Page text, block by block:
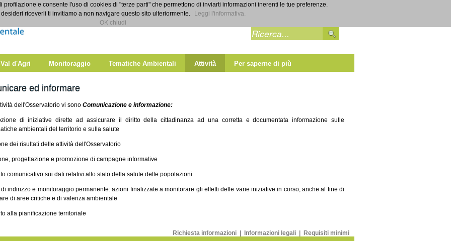
d'Agri Monitoraggio Tematiche Ambientali Attività Per saperne di più
ed informare
dell'Osservatorio vi sono Comunicazione e informazione:
di iniziative dirette ad assicurare il diritto della cittadinanza ad una corretta e documentata informazione sulle
ambientali del territorio e sulla salute
dei risultati delle attività dell'Osservatorio
progettazione e promozione di campagne informative
comunicativo sui dati relativi allo stato della salute delle popolazioni
indirizzo e monitoraggio permanente: azioni finalizzate a monitorare gli effetti delle varie iniziative in corso, anche al fine di
di aree critiche e di valenza ambientale
alla pianificazione territoriale
Richiesta informazioni Informazioni legali
Requisiti minimi
profilazione e consente l'uso di cookies di "terze parti" che permettono di inviarti informazioni inerenti le tue preferenze.
riceverli ti invitiamo a non navigare questo sito ulteriormente.
Leggi l'informativa.
OK chiudi